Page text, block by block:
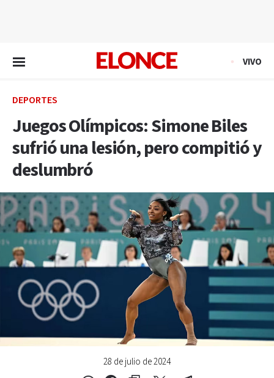
VIVO
DEPORTES
Juegos Olímpicos: Simone Biles
sufrió una lesión, pero compitió y
deslumbró
28 de julio de 2024